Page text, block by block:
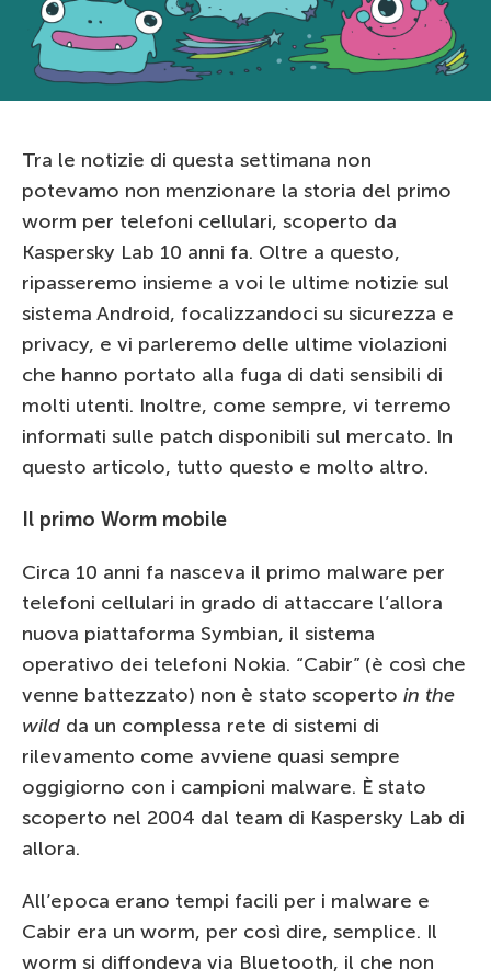
Tra le notizie di questa settimana non
potevamo non menzionare la storia del primo
worm per telefoni cellulari, scoperto da
Kaspersky Lab 10 anni fa. Oltre a questo,
ripasseremo insieme a voi le ultime notizie sul
sistema Android, focalizzandoci su sicurezza e
privacy, e vi parleremo delle ultime violazioni
che hanno portato alla fuga di dati sensibili di
molti utenti. Inoltre, come sempre, vi terremo
informati sulle patch disponibili sul mercato. In
questo articolo, tutto questo e molto altro.
Il primo Worm mobile
Circa 10 anni fa nasceva il primo malware per
telefoni cellulari in grado di attaccare l’allora
nuova piattaforma Symbian, il sistema
operativo dei telefoni Nokia. “Cabir” (è così che
venne battezzato) non è stato scoperto in the
wild da un complessa rete di sistemi di
rilevamento come avviene quasi sempre
oggigiorno con i campioni malware. È stato
scoperto nel 2004 dal team di Kaspersky Lab di
allora.
All’epoca erano tempi facili per i malware e
Cabir era un worm, per così dire, semplice. Il
worm si diffondeva via Bluetooth, il che non